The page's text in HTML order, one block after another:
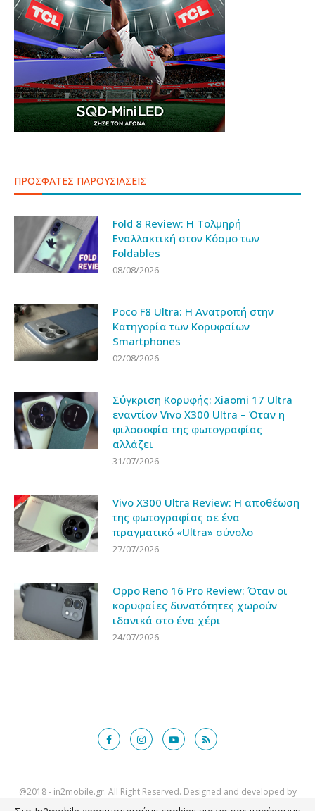
ΠΡΟΣΦΑΤΕΣ ΠΑΡΟΥΣΙΑΣΕΙΣ
Fold 8 Review: Η Τολμηρή
Εναλλακτική στον Κόσμο των
Foldables
08/08/2026
Poco F8 Ultra: Η Ανατροπή στην
Κατηγορία των Κορυφαίων
Smartphones
02/08/2026
Σύγκριση Κορυφής: Xiaomi 17 Ultra
εναντίον Vivo X300 Ultra – Όταν η
φιλοσοφία της φωτογραφίας
αλλάζει
31/07/2026
Vivo X300 Ultra Review: Η αποθέωση
της φωτογραφίας σε ένα
πραγματικό «Ultra» σύνολο
27/07/2026
Oppo Reno 16 Pro Review: Όταν οι
κορυφαίες δυνατότητες χωρούν
ιδανικά στο ένα χέρι
24/07/2026
@2018 - in2mobile.gr. All Right Reserved. Designed and developed by